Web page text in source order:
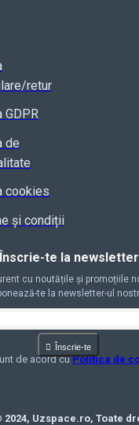
retur
GDPR
de
cookies
și condiții
Înscrie-te la newsletter
cu noutățile și promoțiile
te la newsletter-ul
Înscrie-te
de acord cuPolitica de
2024, Uzspace.ro, Toate